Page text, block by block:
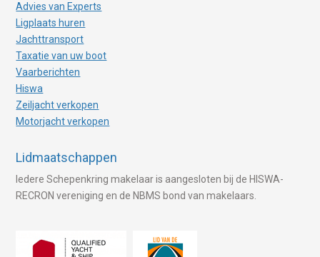
Advies van Experts
Ligplaats huren
Jachttransport
Taxatie van uw boot
Vaarberichten
Hiswa
Zeiljacht verkopen
Motorjacht verkopen
Lidmaatschappen
Iedere Schepenkring makelaar is aangesloten bij de HISWA-
RECRON vereniging en de NBMS bond van makelaars.